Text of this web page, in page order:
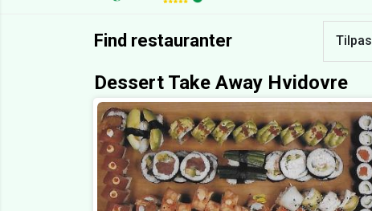
Find restauranter Tilpas
Dessert Take Away Hvidovre